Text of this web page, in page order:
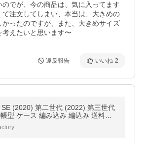
のでが、今の商品は、気に入ってます
注文してしまい、本当は、大きめの
ったのですが、また、大きめサイズ
考えたいと思います〜
違反報告 いいね 2
SE (2020) 第二世代 (2022) 第三世代
型 ケース 編み込み 編込み 送料無
ケース カバー 手帳型ケース 耐衝撃
SIMフリー